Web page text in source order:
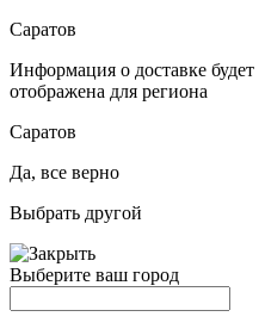
Саратов
Информация о доставке будет
отображена для региона
Саратов
Да, все верно
Выбрать другой
Выберите ваш город